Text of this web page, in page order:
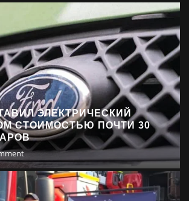
ЭЛЕКТРИЧЕСКИЙ
СТОИМОСТЬЮ ПОЧТИ 30